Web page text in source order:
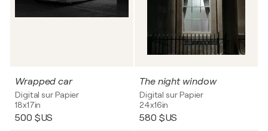
Wrapped car
Digital sur Papier
18x17in
500 $US
The night window
Digital sur Papier
24x16in
580 $US